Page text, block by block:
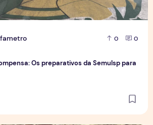
0 0
Os preparativos da Semulsp para